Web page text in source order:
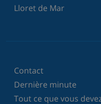
Lloret de Mar
Contact
Dernière minute
Tout ce que vous